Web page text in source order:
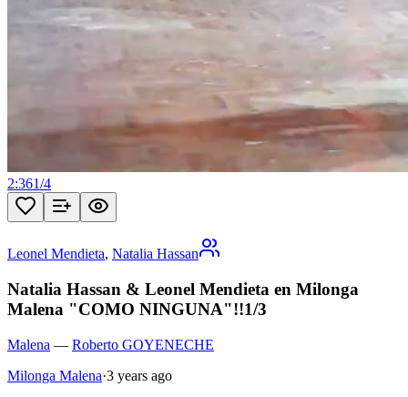
2:361/4
Leonel Mendieta, Natalia Hassan
Natalia Hassan & Leonel Mendieta en Milonga
Malena "COMO NINGUNA"!!1/3
Malena — Roberto GOYENECHE
Milonga Malena·3 years ago